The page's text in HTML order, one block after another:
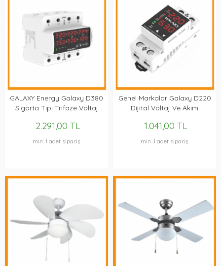
GALAXY Energy Galaxy D380
Sigorta Tipi Trifaze Voltaj
2.291,00 TL
min. 1 adet sipariş
Genel Markalar Galaxy D220
Dijital Voltaj Ve Akım
1.041,00 TL
min. 1 adet sipariş